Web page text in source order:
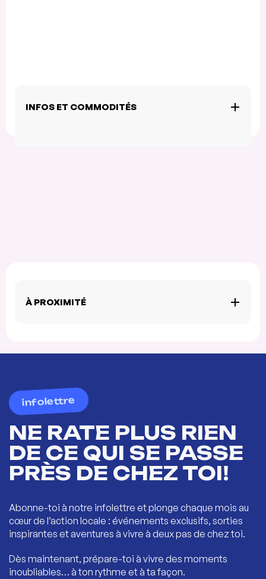
INFOS ET COMMODITÉS
À PROXIMITÉ
infolettre
NE RATE PLUS RIEN
DE CE QUI SE PASSE
PRÈS DE CHEZ TOI!
Abonne-toi à notre infolettre et plonge chaque mois au
cœur de l’action locale : événements exclusifs, sorties
inspirantes et aventures à vivre à deux pas de chez toi.
Dès maintenant, prépare-toi à vivre des moments
inoubliables… à ton rythme et à ta façon.